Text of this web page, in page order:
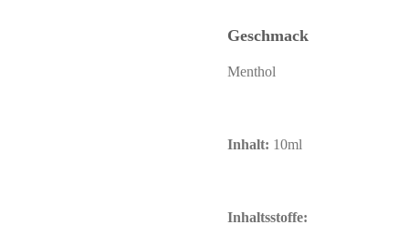
Geschmack
Menthol
Inhalt: 10ml
Inhaltsstoffe: